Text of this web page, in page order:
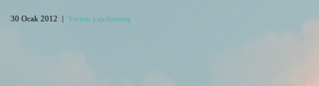
30 Ocak 2012 | Yorum yapılmamış